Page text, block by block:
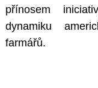
přínosem
dynamiku
farmářů.